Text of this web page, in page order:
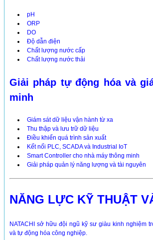
pH
ORP
DO
Độ dẫn điện
Chất lượng nước cấp
Chất lượng nước thải
Giải pháp tự động hóa và
minh
Giám sát dữ liệu vận hành từ xa
Thu thập và lưu trữ dữ liệu
Điều khiển quá trình sản xuất
Kết nối PLC, SCADA và Industrial IoT
Smart Controller cho nhà máy thông minh
Giải pháp quản lý năng lượng và tài nguyên
NĂNG LỰC KỸ THUẬT
NATACHI sở hữu đội ngũ kỹ sư giàu kinh nghiệm
và tự động hóa công nghiệp.